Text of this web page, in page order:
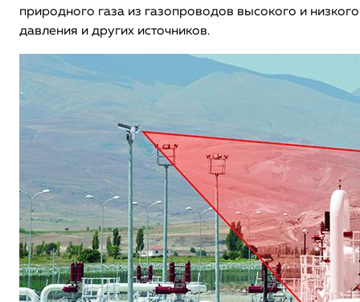
природного газа из газопроводов высокого и низкого
давления и других источников.